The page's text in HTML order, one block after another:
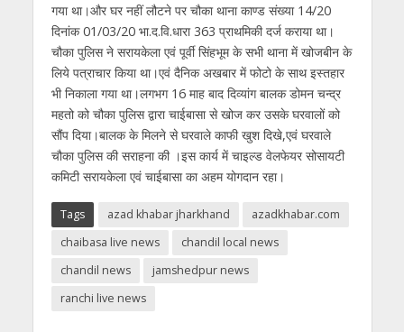
गया था।और घर नहीं लौटने पर चौका थाना काण्ड संख्या 14/20
दिनांक 01/03/20 भा.द.वि.धारा 363 प्राथमिकी दर्ज कराया था।
चौका पुलिस ने सरायकेला एवं पूर्वी सिंहभूम के सभी थाना में खोजबीन के
लिये पत्राचार किया था।एवं दैनिक अखबार में फोटो के साथ इस्तहार
भी निकाला गया था।लगभग 16 माह बाद दिव्यांग बालक डोमन चन्द्र
महतो को चौका पुलिस द्वारा चाईबासा से खोज कर उसके घरवालों को
सौंप दिया।बालक के मिलने से घरवाले काफी खुश दिखे,एवं घरवाले
चौका पुलिस की सराहना की ।इस कार्य में चाइल्ड वेलफेयर सोसायटी
कमिटी सरायकेला एवं चाईबासा का अहम योगदान रहा।
Tags azad khabar jharkhand
azadkhabar.com
chaibasa live news
chandil local news
chandil news
jamshedpur news
ranchi live news